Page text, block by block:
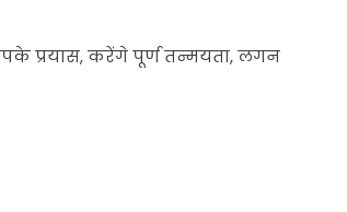
प्रयास, करेंगे पूर्ण तन्मयता, लगन